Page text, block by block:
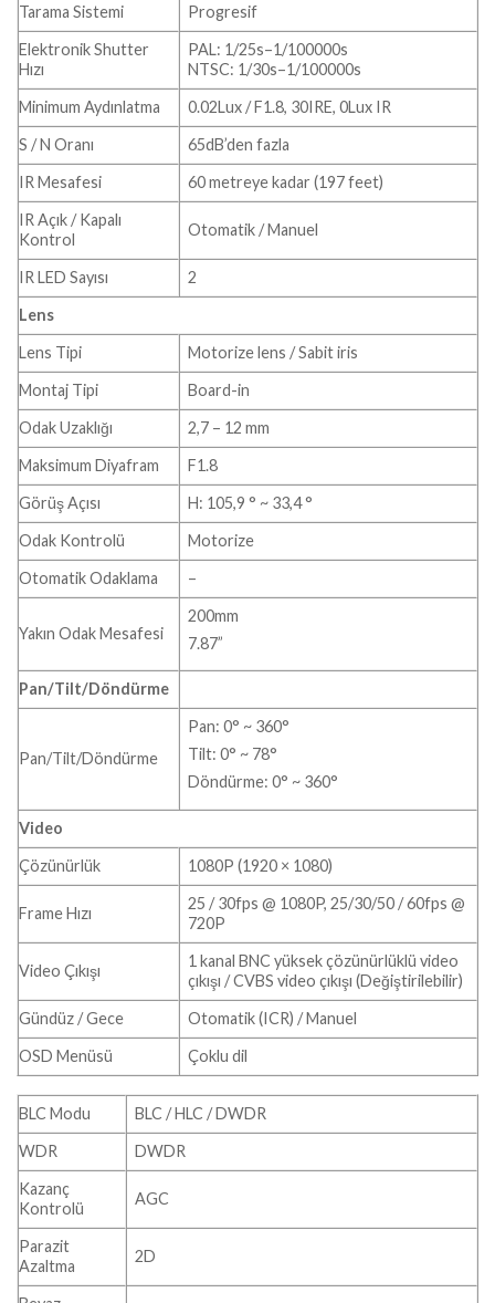
Tarama Sistemi
Progresif
Elektronik Shutter
Hızı
PAL: 1/25s–1/100000s
NTSC: 1/30s–1/100000s
Minimum Aydınlatma
0.02Lux / F1.8, 30IRE, 0Lux IR
S / N Oranı
65dB’den fazla
IR Mesafesi
60 metreye kadar (197 feet)
IR Açık / Kapalı
Kontrol
Otomatik / Manuel
IR LED Sayısı
2
Lens
Lens Tipi
Motorize lens / Sabit iris
Montaj Tipi
Board-in
Odak Uzaklığı
2,7 – 12 mm
Maksimum Diyafram
F1.8
Görüş Açısı
H: 105,9 ° ~ 33,4 °
Odak Kontrolü
Motorize
Otomatik Odaklama
–
Yakın Odak Mesafesi
200mm
7.87”
Pan/Tilt/Döndürme
Pan/Tilt/Döndürme
Pan: 0° ~ 360°
Tilt: 0° ~ 78°
Döndürme: 0° ~ 360°
Video
Çözünürlük
1080P (1920 × 1080)
Frame Hızı
25 / 30fps @ 1080P, 25/30/50 / 60fps @
720P
Video Çıkışı
1 kanal BNC yüksek çözünürlüklü video
çıkışı / CVBS video çıkışı (Değiştirilebilir)
Gündüz / Gece
Otomatik (ICR) / Manuel
OSD Menüsü
Çoklu dil
BLC Modu
BLC / HLC / DWDR
WDR
DWDR
Kazanç
Kontrolü
AGC
Parazit
Azaltma
2D